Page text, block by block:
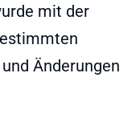
mit der
Änderungen